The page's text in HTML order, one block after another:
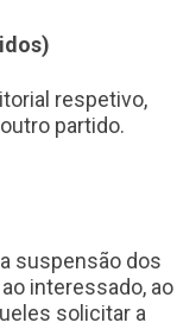
respetivo,
partido.
suspensão dos
interessado, ao
solicitar a